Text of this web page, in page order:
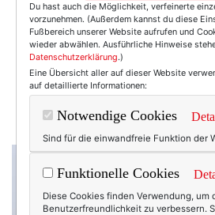
Einträge
Tag:
Du hast auch die Möglichkeit, verfeinerte
vorzunehmen. (Außerdem kannst du diese
Fußbereich unserer Website aufrufen und
wieder abwählen. Ausführliche Hinweise
Datenschutzerklärung.)
Eine Übersicht aller auf dieser Website
auf detaillierte Informationen:
Notwendige Cookies
Sind für die einwandfreie Funktion der
Funktionelle Cookies
Diese Cookies finden Verwendung, um
Benutzerfreundlichkeit zu verbessern.